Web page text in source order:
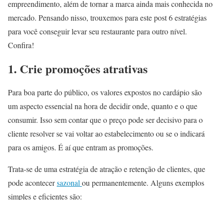
empreendimento, além de tornar a marca ainda mais conhecida no
mercado. Pensando nisso, trouxemos para este post 6 estratégias
para você conseguir levar seu restaurante para outro nível.
Confira!
1. Crie promoções atrativas
Para boa parte do público, os valores expostos no cardápio são
um aspecto essencial na hora de decidir onde, quanto e o que
consumir. Isso sem contar que o preço pode ser decisivo para o
cliente resolver se vai voltar ao estabelecimento ou se o indicará
para os amigos. É aí que entram as promoções.
Trata-se de uma estratégia de atração e retenção de clientes, que
pode acontecersazonal ou permanentemente. Alguns exemplos
simples e eficientes são: